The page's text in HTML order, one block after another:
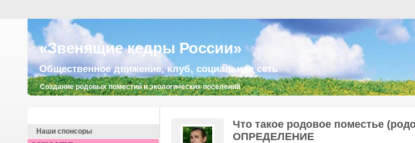
«Звенящие кедры России»
Общественное движение, клуб, социальная сеть
Создание родовых поместий и экологических поселений
Наши спонсоры
Что такое родовое поместье
ОПРЕДЕЛЕНИЕ